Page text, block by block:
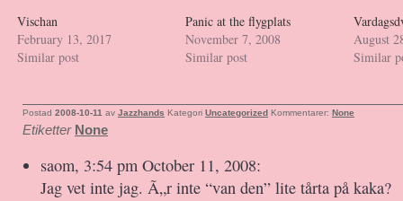
Vischan
February 13, 2017
Similar post
Panic at the flygplats
November 7, 2008
Similar post
August
Similar
Postad 2008-10-11 av Jazzhands Kategori Uncategorized Kommentarer: None
Etiketter None
saom, 3:54 pm October 11, 2008:
Jag vet inte jag. Ã„r inte “van den” lite tårta på kaka?